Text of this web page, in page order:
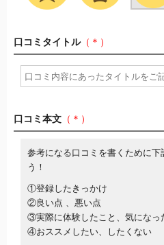
口コミタイトル（＊）
口コミ本文 （＊）
参考になる口コミを書くために下
う！
①登録したきっかけ
②良い点 、悪い点
③実際に体験したこと、気になっ
④おススメしたい、したくない